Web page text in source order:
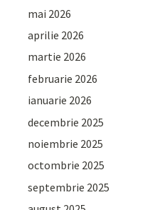
mai 2026
aprilie 2026
martie 2026
februarie 2026
ianuarie 2026
decembrie 2025
noiembrie 2025
octombrie 2025
septembrie 2025